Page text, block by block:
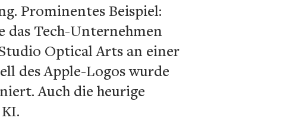
Prominentes Beispiel:
das Tech-Unternehmen
Optical Arts an einer
des Apple-Logos wurde
Auch die heurige